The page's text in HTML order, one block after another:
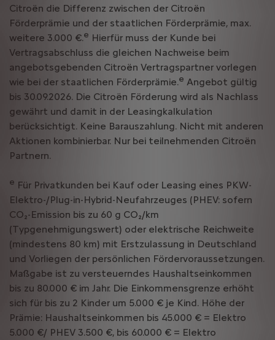
Citroën die Differenz zwischen der Citroën
Förderprämie und der staatlichen Förderprämie, max.
weitere 3.000 €.e Hierfür muss der Kunde bei
Vertragsabschluss die gleichen Nachweise beim
angebotsgebenden Citroën Vertragspartner vorlegen
wie bei der staatlichen Förderprämie.e Angebot gültig
bis 30.09.2026. Die Citroën Förderung wird als Nachlass
gewährt und damit in der Leasingkalkulation
berücksichtigt. Keine Barauszahlung. Nicht mit anderen
Aktionen kombinierbar. Nur bei teilnehmenden Citroën
Partnern.
e Für Privatkunden bei Kauf oder Leasing eines PKW-
Elektro-/Plug-in-Hybrid-Neufahrzeuges (PHEV: sofern
CO₂-Emission bis zu 60 g CO₂/km
(Typgenehmigungswert) oder elektrische Reichweite
(mindestens 80 km) mit Erstzulassung in Deutschland
und Vorliegen der persönlichen Fördervoraussetzungen.
Maßgabe ist zu versteuerndes Haushaltseinkommen
bis zu 80.000 € im Jahr. Die Einkommensgrenze erhöht
sich für bis zu 2 Kinder um 5.000 € je Kind. Höhe der
Prämie: Haushaltseinkommen bis 45.000 € = Elektro
5.000 €/ PHEV 3.500 €, bis 60.000 € = Elektro